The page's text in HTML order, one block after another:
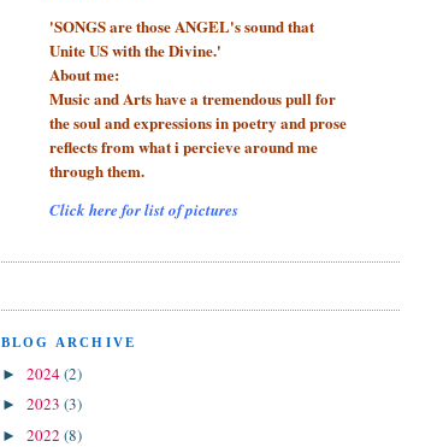
'SONGS are those ANGEL's sound that
Unite US with the Divine.'
About me:
Music and Arts have a tremendous pull for
the soul and expressions in poetry and prose
reflects from what i percieve around me
through them.
Click here for list of pictures
BLOG ARCHIVE
► 2024(2)
► 2023 (3)
► 2022 (8)